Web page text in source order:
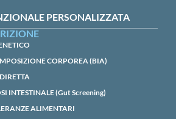
PERSONALIZZATA
CORPOREA (BIA)
INTESTINALE (Gut Screening)
ALIMENTARI